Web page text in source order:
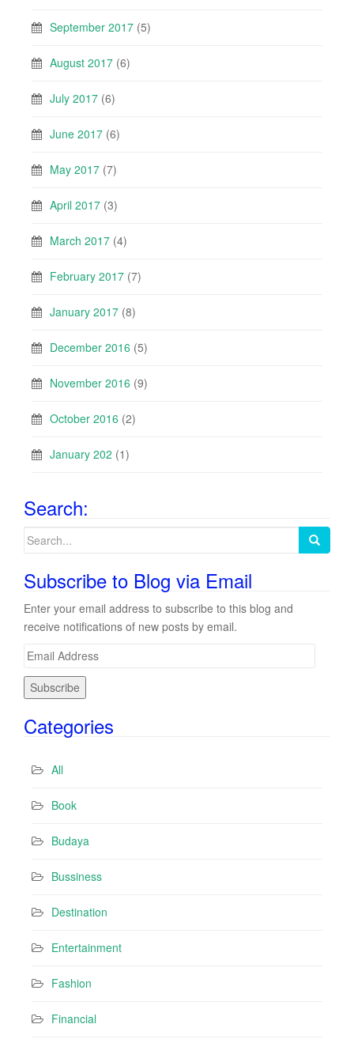
September 2017 (5)
August 2017 (6)
July 2017 (6)
June 2017 (6)
May 2017 (7)
April 2017 (3)
March 2017 (4)
February 2017 (7)
January 2017 (8)
December 2016 (5)
November 2016 (9)
October 2016 (2)
January 202 (1)
Search:
Search
Subscribe to Blog via Email
Enter your email address to subscribe to this blog and
receive notifications of new posts by email.
E
lCategories
All
Book
Budaya
Bussiness
Destination
Entertainment
Fashion
Financial